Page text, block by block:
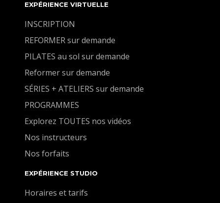
EXPÉRIENCE VIRTUELLE
INSCRIPTION
REFORMER sur demande
PILATES au sol sur demande
Reformer sur demande
SÉRIES + ATELIERS sur demande
PROGRAMMES
Explorez TOUTES nos vidéos
Nos instructeurs
Nos forfaits
EXPÉRIENCE STUDIO
Horaires et tarifs